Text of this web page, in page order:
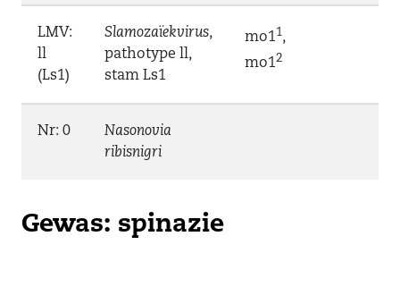
LMV:
ll
(Ls1)
Slamozaïekvirus,
pathotype ll,
stam Ls1
mo11 ,
mo12
Nr: 0
Nasonovia
ribisnigri
Gewas: spinazie